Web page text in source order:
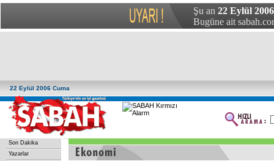
Şu an 22 Eylül
Bugüne ait
22 Eylül 2006 Cuma
Son Dakika
Yazarlar